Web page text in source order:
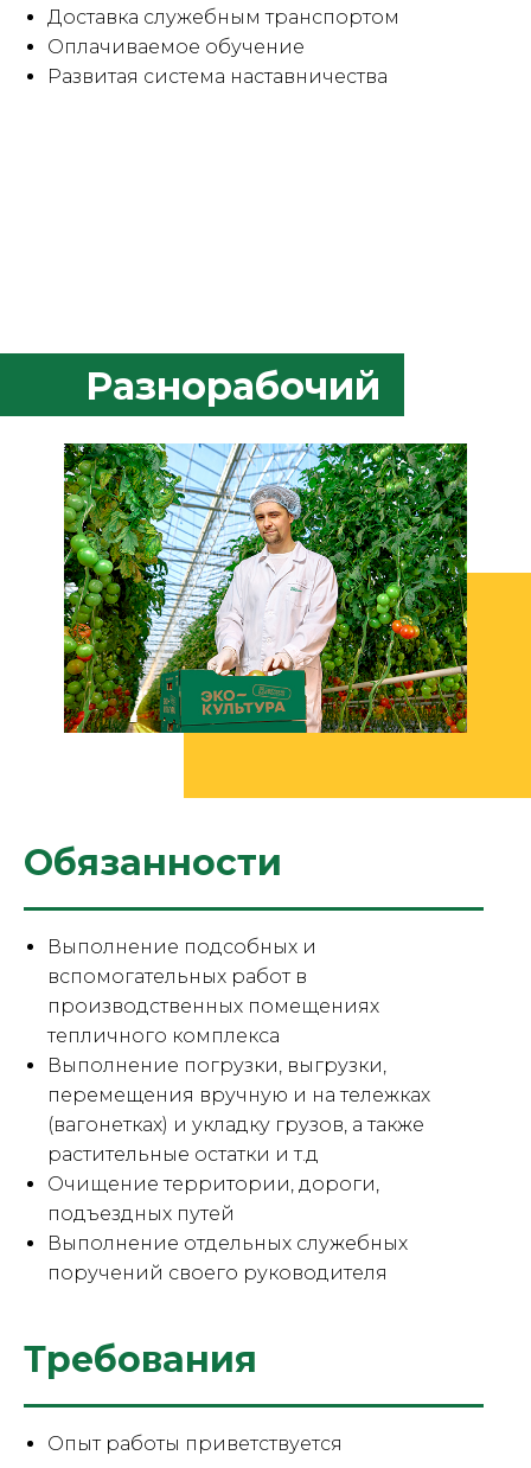
Доставка служебным транспортом
Оплачиваемое обучение
Развитая система наставничества
Разнорабочий
Обязанности
Выполнение подсобных и
вспомогательных работ в
производственных помещениях
тепличного комплекса
Выполнение погрузки, выгрузки,
перемещения вручную и на тележках
(вагонетках) и укладку грузов, а также
растительные остатки и т.д
Очищение территории, дороги,
подъездных путей
Выполнение отдельных служебных
поручений своего руководителя
Требования
Опыт работы приветствуется